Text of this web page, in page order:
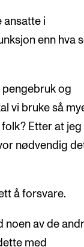
i
enn hva
og
vi bruke så
Etter at jeg
nødvendig
å forsvare.
noen av de
med